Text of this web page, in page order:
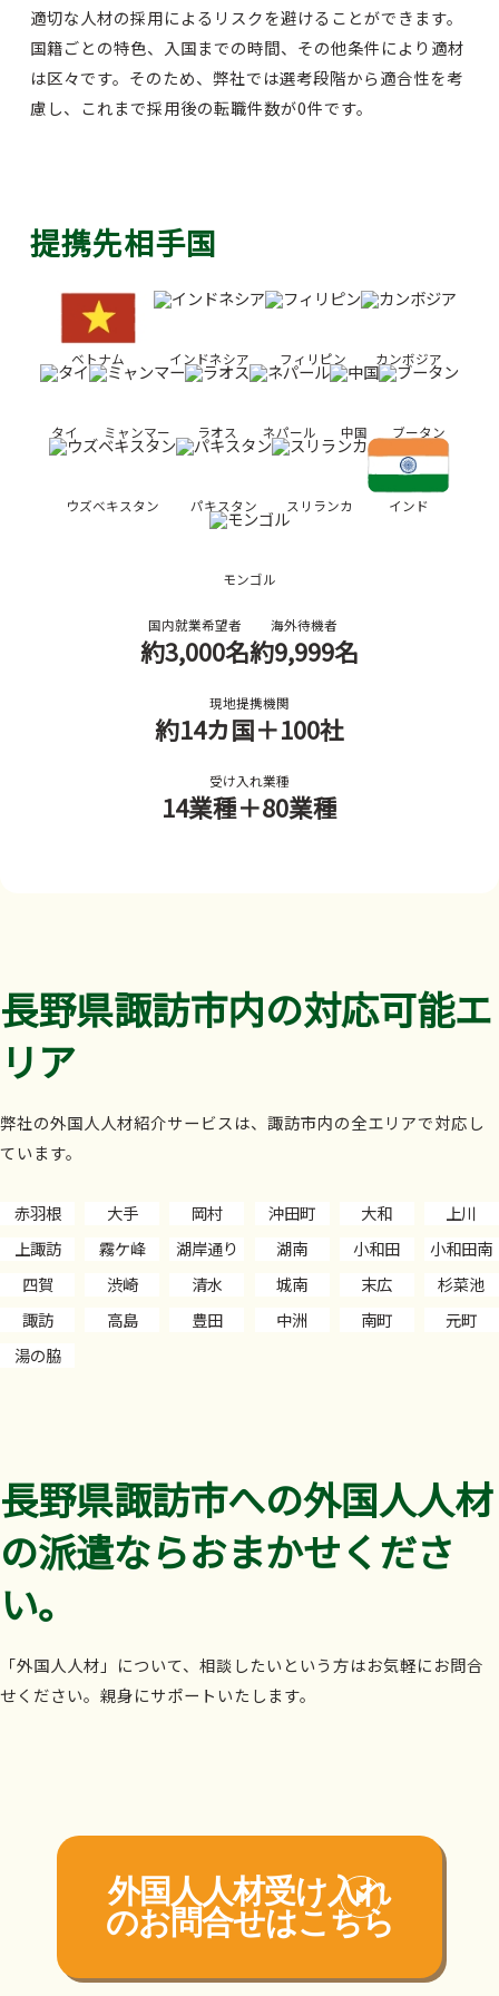
適切な人材の採用によるリスクを避けることができます。
国籍ごとの特色、入国までの時間、その他条件により適材
は区々です。そのため、弊社では選考段階から適合性を考
慮し、これまで採用後の転職件数が0件です。
提携先相手国
ベトナム インドネシア フィリピン カンボジア
タイ ミャンマー ラオス ネパール 中国 ブータン
ウズベキスタン パキスタン スリランカ インド
モンゴル
国内就業希望者
約3,000名
海外待機者
約9,999名
現地提携機関
約14カ国＋100社
受け入れ業種
14業種＋80業種
長野県諏訪市内の対応可能エ
リア
弊社の外国人人材紹介サービスは、諏訪市内の全エリアで対応し
ています。
赤羽根 大手 岡村 沖田町 大和
上川
上諏訪
霧ケ峰 湖岸通り 湖南 小和田
小和田南
四賀
渋崎 清水 城南 末広
杉菜池
諏訪
高島 豊田 中洲 南町
元町
湯の脇
長野県諏訪市への外国人人材
の派遣ならおまかせくださ
い。
「外国人人材」について、相談したいという方はお気軽にお問合
せください。親身にサポートいたします。
外国人人材受け入れ
のお問合せはこちら